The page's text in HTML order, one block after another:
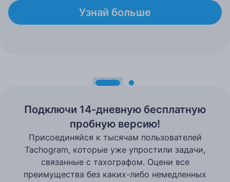
Узнай больше
Подключи 14-дневную бесплатную
пробную версию!
Присоединяйся к тысячам пользователей
Tachogram, которые уже упростили задачи,
связанные с тахографом. Оцени все
преимущества без каких-либо немедленных